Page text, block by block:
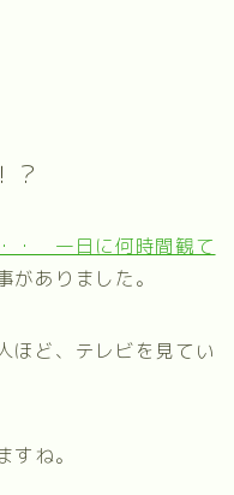
？
・ 一日に何時間観て
がありました。
ほど、テレビを見てい
ね。